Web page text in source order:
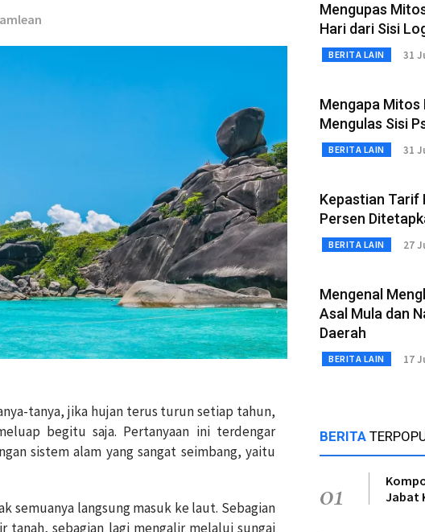
tanya, jika hujan terus turun setiap tahun,
begitu saja. Pertanyaan ini terdengar
sistem alam yang sangat seimbang, yaitu
semuanya langsung masuk ke laut. Sebagian
tanah, sebagian lagi mengalir melalui sungai
Mengupas
Hari dari Sisi
BERITA LAIN 31
Mengapa Mitos
Mengulas Sisi
BERITA LAIN 31
Kepastian Tarif
Persen
BERITA LAIN 27
Mengenal
Asal Mula dan
Daerah
BERITA LAIN 17
BERITA
01
Jabat